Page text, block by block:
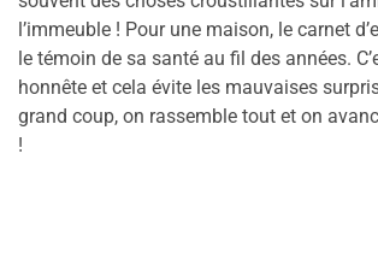
l’immeuble ! Pour une maison, le carnet
le témoin de sa santé au fil des années.
honnête et cela évite les mauvaises
grand coup, on rassemble tout et on
!